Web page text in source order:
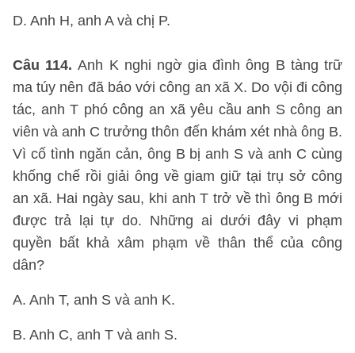
D. Anh H, anh A và chị P.
Câu 114.Anh K nghi ngờ gia đình ông B tàng trữ
ma túy nên đã báo với công an xã X. Do vội đi công
tác, anh T phó công an xã yêu cầu anh S công an
viên và anh C trưởng thôn đến khám xét nhà ông B.
Vì cố tình ngăn cản, ông B bị anh S và anh C cùng
khống chế rồi giải ông về giam giữ tại trụ sở công
an xã. Hai ngày sau, khi anh T trở về thì ông B mới
được trả lại tự do. Những ai dưới đây vi phạm
quyền bất khả xâm phạm về thân thể của công
dân?
A. Anh T, anh S và anh K.
B. Anh C, anh T và anh S.